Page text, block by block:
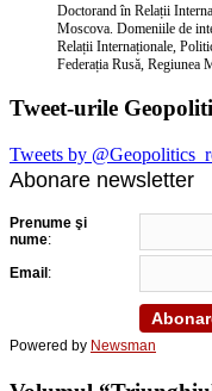
Doctorand în Relații
Moscova. Domeniile de
Relații Internaționale,
Federația Rusă, Regiunea
Tweet-urile
Tweets by
Abonare newsletter
Prenume şi
nume:
Email :
Powered by Newsman